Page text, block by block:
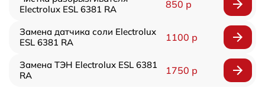
Electrolux ESL 6381 RA
850 р
Замена датчика соли Electrolux
ESL 6381 RA
1100 р
Замена ТЭН Electrolux ESL 6381
RA
1750 р